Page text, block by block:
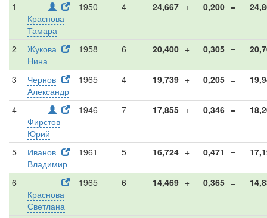
1
Краснова
Тамара
1950 4 24,667 + 0,200 =
2
Жукова
Нина
1958 6 20,400 + 0,305 =
3
Чернов
Александр
1965 4 19,739 + 0,205 =
4
Фирстов
Юрий
1946 7 17,855 + 0,346 =
5
Иванов
Владимир
1961 5 16,724 + 0,471 =
6
Краснова
Светлана
1965 6 14,469 + 0,365 =